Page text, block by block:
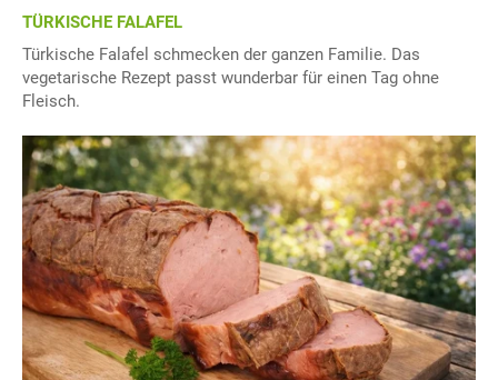
TÜRKISCHE FALAFEL
Türkische Falafel schmecken der ganzen Familie. Das
vegetarische Rezept passt wunderbar für einen Tag ohne
Fleisch.